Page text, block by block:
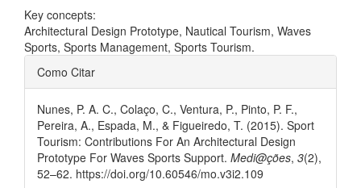
Key concepts:
Architectural Design Prototype, Nautical Tourism, Waves
Sports, Sports Management, Sports Tourism.
Como Citar
Nunes, P. A. C., Colaço, C., Ventura, P., Pinto, P. F.,
Pereira, A., Espada, M., & Figueiredo, T. (2015). Sport
Tourism: Contributions For An Architectural Design
Prototype For Waves Sports Support. Medi@ções, 3(2),
52–62. https://doi.org/10.60546/mo.v3i2.109